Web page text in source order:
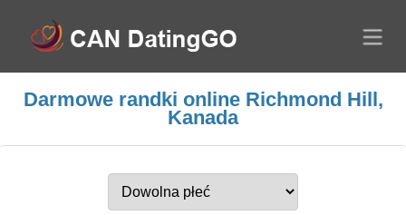
Darmowe randki online Richmond Hill,
Kanada